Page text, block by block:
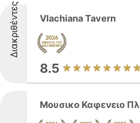
Διακριθέντες Vlachiana Tavern
8.5
Μουσικο Καφενειο